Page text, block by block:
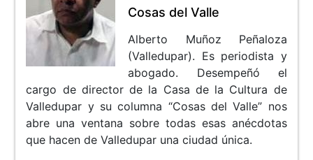
Cosas del Valle
Alberto Muñoz Peñaloza
(Valledupar). Es periodista y
abogado. Desempeñó el
cargo de director de la Casa de la Cultura de
Valledupar y su columna “Cosas del Valle” nos
abre una ventana sobre todas esas anécdotas
que hacen de Valledupar una ciudad única.